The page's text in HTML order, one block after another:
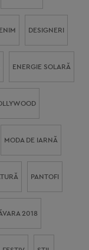
DESIGNERI
ENERGIE SOLARĂ
MODA DE IARNĂ
PANTOFI
2018